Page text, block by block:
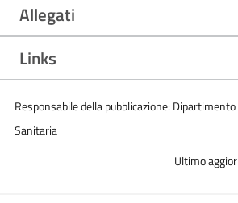
Allegati
Links
Responsabile della pubblicazione:
Sanitaria
Ultimo